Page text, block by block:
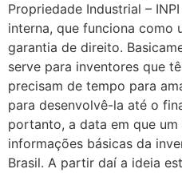
Propriedade Industrial –
interna, que funciona como
garantia de direito.
serve para inventores que
precisam de tempo para
para desenvolvê-la até o
portanto, a data em que
informações básicas da
Brasil. A partir daí a ideia